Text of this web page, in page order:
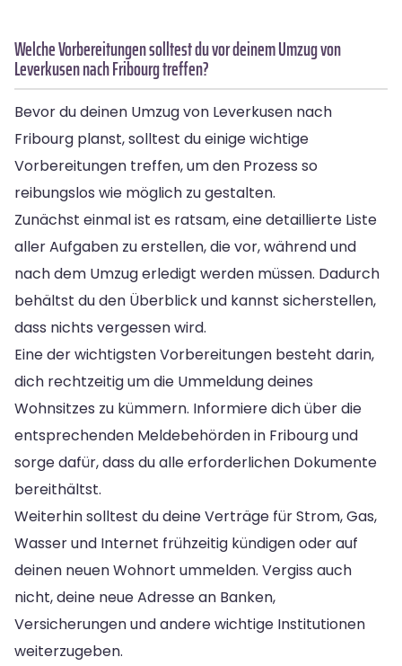
Welche Vorbereitungen solltest du vor deinem Umzug von
Leverkusen nach Fribourg treffen?
Bevor du deinen Umzug von Leverkusen nach
Fribourg planst, solltest du einige wichtige
Vorbereitungen treffen, um den Prozess so
reibungslos wie möglich zu gestalten.
Zunächst einmal ist es ratsam, eine detaillierte Liste
aller Aufgaben zu erstellen, die vor, während und
nach dem Umzug erledigt werden müssen. Dadurch
behältst du den Überblick und kannst sicherstellen,
dass nichts vergessen wird.
Eine der wichtigsten Vorbereitungen besteht darin,
dich rechtzeitig um die Ummeldung deines
Wohnsitzes zu kümmern. Informiere dich über die
entsprechenden Meldebehörden in Fribourg und
sorge dafür, dass du alle erforderlichen Dokumente
bereithältst.
Weiterhin solltest du deine Verträge für Strom, Gas,
Wasser und Internet frühzeitig kündigen oder auf
deinen neuen Wohnort ummelden. Vergiss auch
nicht, deine neue Adresse an Banken,
Versicherungen und andere wichtige Institutionen
weiterzugeben.